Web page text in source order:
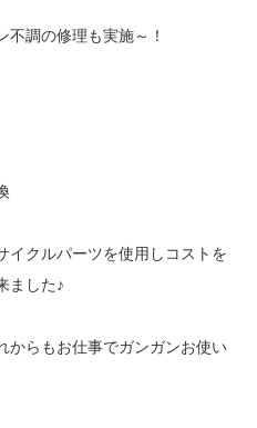
調の修理も実施～！
イクルパーツを使用しコストを
ました♪
からもお仕事でガンガンお使い